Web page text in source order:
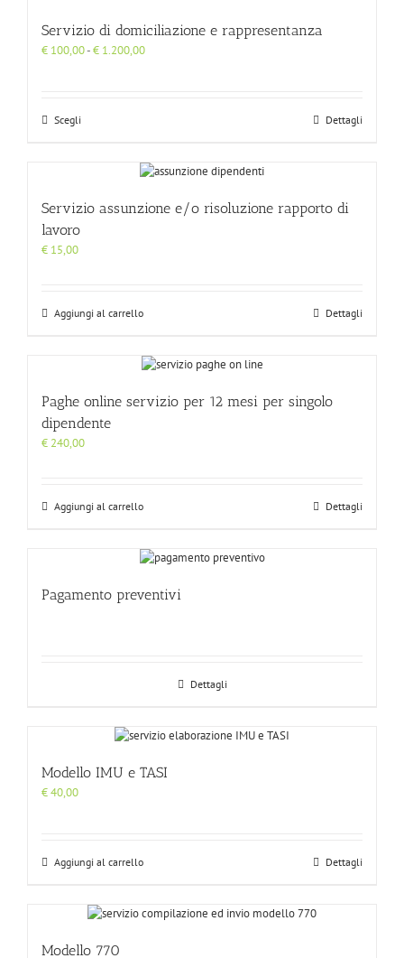
Servizio di domiciliazione e rappresentanza
€ 100,00-€ 1.200,00Fascia
Scegli Dettagli
Servizio assunzione e/o risoluzione rapporto di
lavoro
€ 15,00
Aggiungi al carrello Dettagli
Paghe online servizio per 12 mesi per singolo
dipendente
€ 240,00
Aggiungi al carrello Dettagli
Pagamento preventivi
Dettagli
Modello IMU e TASI
€40,00
Aggiungi al carrello Dettagli
Modello 770